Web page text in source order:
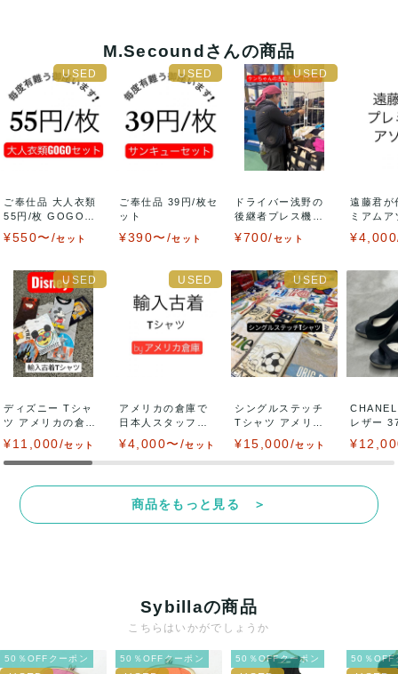
M.Secoundさんの商品
ご奉仕品 大人衣類
55円/枚 GOGOセ
¥550〜/セット
ご奉仕品 39円/枚セ
ット
¥390〜/セット
ドライバー浅野の
後継者プレス機の
セ...
¥700/セット
遠藤君が
ミアム
ディズニー Tシャ
ツ アメリカの倉庫
¥11,000/セット
アメリカの倉庫で
日本人スタッフが
ピ...
¥4,000〜/セット
シングルステッチ
Tシャツ アメリカ
¥15,000/セット
レザー
商品をもっと見る ＞
Sybillaの商品
こちらはいかがでしょうか
50％OFFクーポン 50％OFFクーポン 50％OFFクーポン 50％OFF